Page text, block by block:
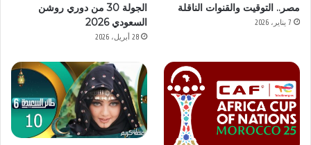
مصر.. التوقيت والقنوات الناقلة
7 يناير، 2026
الجولة 30 من دوري روشن
السعودي 2026
28 أبريل، 2026